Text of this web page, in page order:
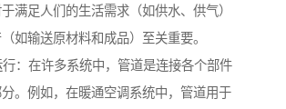
满足人们的生活需求（如供水、供气）
如输送原材料和成品）至关重要。
：在许多系统中，管道是连接各个部件
。例如，在暖通空调系统中，管道用于